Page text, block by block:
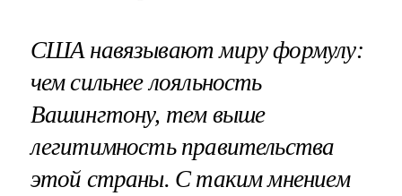
США навязывают миру формулу:
чем сильнее лояльность
Вашингтону, тем выше
легитимность правительства
этой страны. С таким мнением